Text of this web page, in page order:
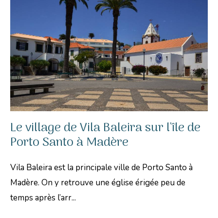
Le village de Vila Baleira sur l'île de
Porto Santo à Madère
Vila Baleira est la principale ville de Porto Santo à
Madère. On y retrouve une église érigée peu de
temps après l’arr...